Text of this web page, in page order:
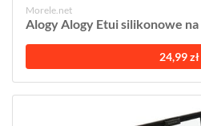
Morele.net
Alogy Alogy Etui silikonowe
24,99 zł